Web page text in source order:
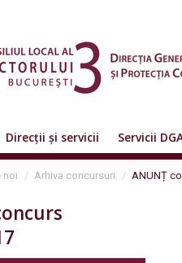
Direcții și servicii Servicii
noi Arhiva concursuri ANUNȚ